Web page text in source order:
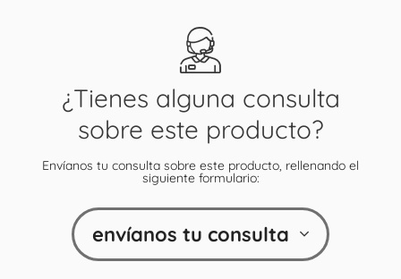
¿Tienes alguna consulta
sobre este producto?
Envíanos tu consulta sobre este producto, rellenando el
siguiente formulario:
envíanos tu consulta